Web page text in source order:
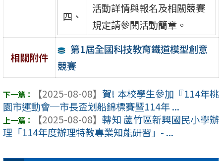
四、
活動詳情與報名及相關競賽
規定請參閱活動簡章。
相關附件
第1屆全國科技教育鐵道模型創意
競賽
【2025-08-08】 賀! 本校學生參加『114年桃
園市運動會─市長盃划船錦標賽暨114年 ...
【2025-08-08】 轉知 蘆竹區新興國民小學辦
理「114年度辦理特教專業知能研習」- ...